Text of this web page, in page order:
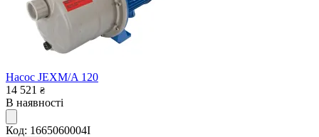
Насос JEXM/A 120
14 521 ₴
В наявності
Код: 1665060004I